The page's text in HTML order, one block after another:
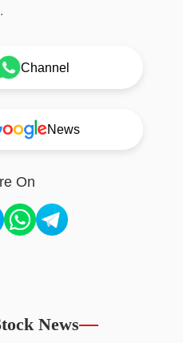
Channel
News
On
News